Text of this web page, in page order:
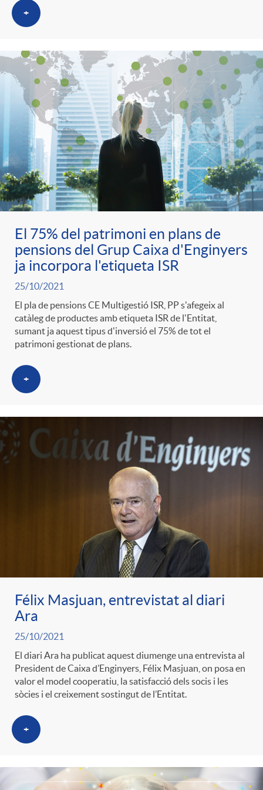
+
El 75% del patrimoni en plans de
pensions del Grup Caixa d'Enginyers
ja incorpora l'etiqueta ISR
25/10/2021
El pla de pensions CE Multigestió ISR, PP s'afegeix al
catàleg de productes amb etiqueta ISR de l'Entitat,
sumant ja aquest tipus d'inversió el 75% de tot el
patrimoni gestionat de plans.
+
Félix Masjuan, entrevistat al diari
Ara
25/10/2021
El diari Ara ha publicat aquest diumenge una entrevista al
President de Caixa d’Enginyers, Félix Masjuan, on posa en
valor el model cooperatiu, la satisfacció dels socis i les
sòcies i el creixement sostingut de l’Entitat.
+